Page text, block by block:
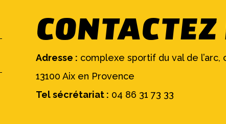
CONTACTEZ
Adresse : complexe sportif du val de l’arc,
13100 Aix en Provence
Tel sécrétariat : 04 86 31 73 33